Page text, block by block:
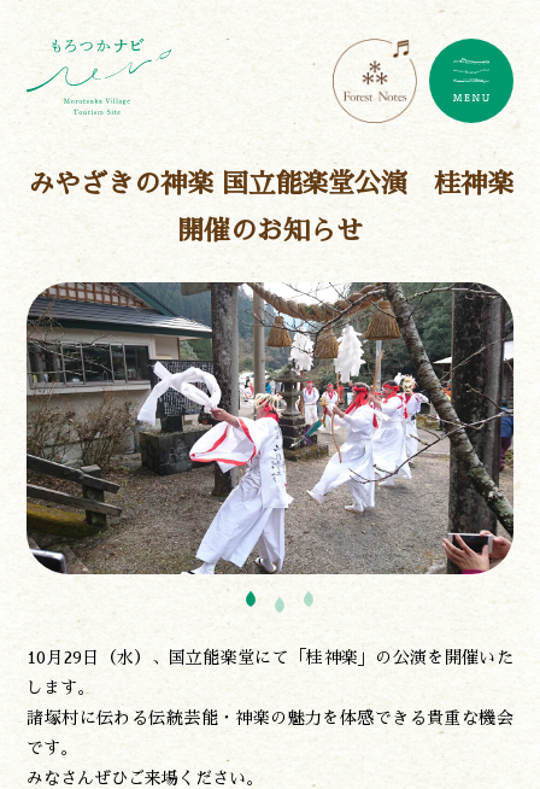
みやざきの神楽 国立能楽堂公演 桂神楽
開催のお知らせ
10月29日（水）、国立能楽堂にて「桂神楽」の公演を開催いた
します。
諸塚村に伝わる伝統芸能・神楽の魅力を体感できる貴重な機会
です。
みなさんぜひご来場ください。